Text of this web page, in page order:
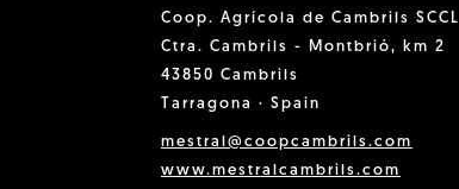
Coop. Agrícola de Cambrils SCCL
Ctra. Cambrils - Montbrió, km 2
43850 Cambrils
Tarragona · Spain
mestral@coopcambrils.com
www.mestralcambrils.com